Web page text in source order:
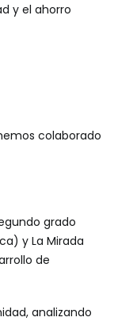
y el ahorro
colaborado
grado
y La Mirada
de
analizando